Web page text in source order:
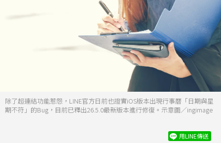
除了超連結功能惹怨，LINE官方日前也證實iOS版本出現行事曆「日期與星
期不符」的Bug，目前已釋出26.5.0最新版本進行修復。示意圖／ingimage
用LINE傳送